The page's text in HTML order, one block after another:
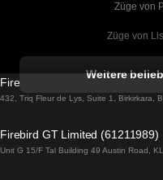
Züge von
Züge von
Züge von
Züge von
Weitere
Firebird GT Limited (OC 1451)
432, Triq Fleur de Lys, Suite 1, Birkirkara,
Firebird GT Limited (61211989)
Unit G 15/F Tal Building 49 Austin Road,